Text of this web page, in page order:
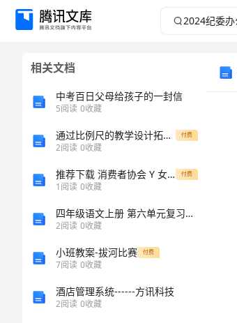
2024
相关文档
中考百日父母给孩子的一封信
5阅读 0收藏
通过比例尺的教学设计拓展学生思维 付费
2阅读 0收藏
推荐下载 消费者协会 Y 女婿 付费
1阅读 0收藏
四年级语文上册 第六单元复习题（无答案） 北师大版 试题
2阅读 0收藏
小班教案-拔河比赛 付费
7阅读 0收藏
酒店管理系统------方讯科技
2阅读 0收藏